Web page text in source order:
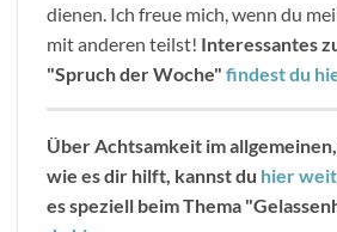
dienen. Ich freue mich, wenn du
mit anderen teilst! Interessantes
"Spruch der Woche" findest du
Über Achtsamkeit im
wie es dir hilft, kannst du hier
es speziell beim Thema